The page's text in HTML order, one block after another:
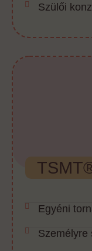
Szülői
Egyéni
Személyre